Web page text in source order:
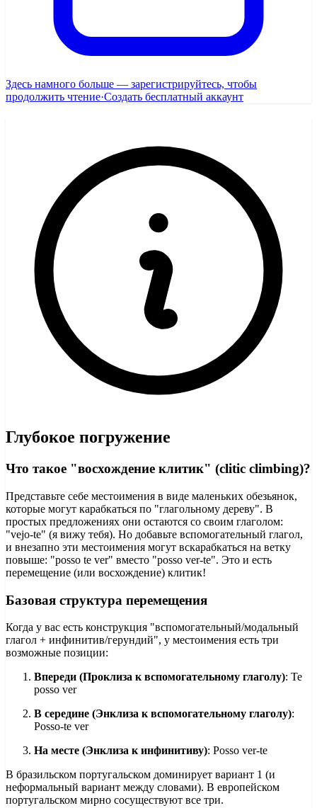
Здесь намного больше — зарегистрируйтесь, чтобы
продолжить чтение·Создать бесплатный аккаунт
Глубокое погружение
Что такое "восхождение клитик" (clitic climbing)?
Представьте себе местоимения в виде маленьких обезьянок,
которые могут карабкаться по "глагольному дереву". В
простых предложениях они остаются со своим глаголом:
"vejo-te" (я вижу тебя). Но добавьте вспомогательный глагол,
и внезапно эти местоимения могут вскарабкаться на ветку
повыше: "posso te ver" вместо "posso ver-te". Это и есть
перемещение (или восхождение) клитик!
Базовая структура перемещения
Когда у вас есть конструкция "вспомогательный/модальный
глагол + инфинитив/герундий", у местоимения есть три
возможные позиции:
Впереди (Проклиза к вспомогательному глаголу): Te
posso ver
В середине (Энклиза к вспомогательному глаголу):
Posso-te ver
На месте (Энклиза к инфинитиву): Posso ver-te
В бразильском португальском доминирует вариант 1 (и
неформальный вариант между словами). В европейском
португальском мирно сосуществуют все три.